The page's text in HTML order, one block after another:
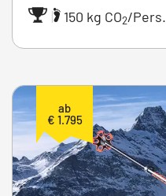
|
150 kg CO2/Pers.
ab
€ 1.795